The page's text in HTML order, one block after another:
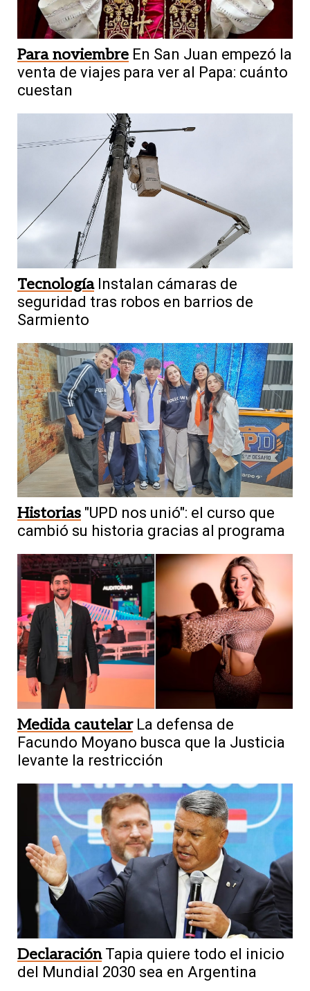
Para noviembre En San Juan empezó la
venta de viajes para ver al Papa: cuánto
cuestan
Tecnología Instalan cámaras de
seguridad tras robos en barrios de
Sarmiento
Historias "UPD nos unió": el curso que
cambió su historia gracias al programa
Medida cautelar La defensa de
Facundo Moyano busca que la Justicia
levante la restricción
Declaración Tapia quiere todo el inicio
del Mundial 2030 sea en Argentina